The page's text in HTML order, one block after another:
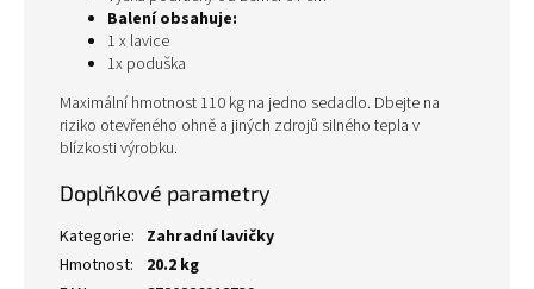
Balení obsahuje:
1 x lavice
1x poduška
Maximální hmotnost 110 kg na jedno sedadlo. Dbejte na
riziko otevřeného ohně a jiných zdrojů silného tepla v
blízkosti výrobku.
Doplňkové parametry
Kategorie: Zahradní lavičky
Hmotnost:
20.2 kg